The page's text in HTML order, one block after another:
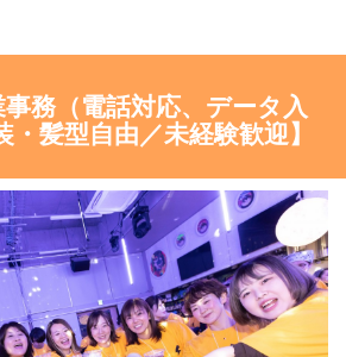
務（電話対応、データ入
髪型自由／未経験歓迎】